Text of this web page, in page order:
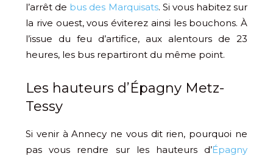
l’arrêt de bus des Marquisats. Si vous habitez sur
la rive ouest, vous éviterez ainsi les bouchons. À
l’issue du feu d’artifice, aux alentours de 23
heures, les bus repartiront du même point.
​Les hauteurs d’Épagny Metz-
Tessy
Si venir à Annecy ne vous dit rien, pourquoi ne
pas vous rendre sur les hauteurs d’Épagny